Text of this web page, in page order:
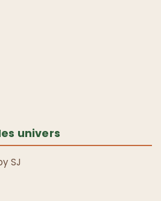
univers
SJ